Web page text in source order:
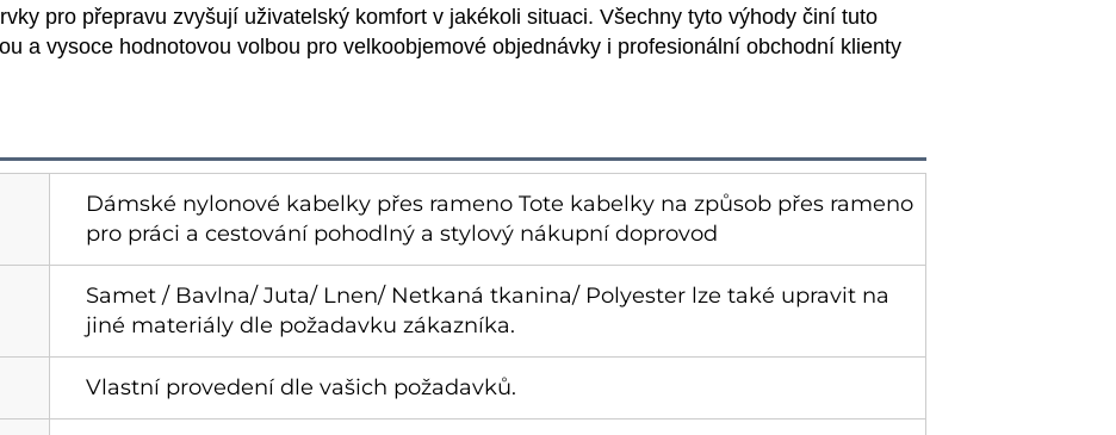
pro přepravu zvyšují uživatelský komfort v jakékoli situaci. Všechny tyto výhody činí tuto
a vysoce hodnotovou volbou pro velkoobjemové objednávky i profesionální obchodní klienty
Dámské nylonové kabelky přes rameno Tote kabelky na způsob přes rameno
pro práci a cestování pohodlný a stylový nákupní doprovod
Samet / Bavlna/ Juta/ Lnen/ Netkaná tkanina/ Polyester lze také upravit na
jiné materiály dle požadavku zákazníka.
Vlastní provedení dle vašich požadavků.